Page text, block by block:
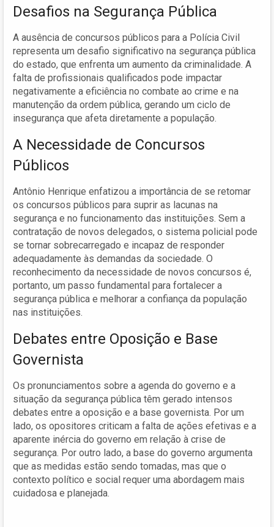
Desafios na Segurança Pública
A ausência de concursos públicos para a Polícia Civil
representa um desafio significativo na segurança pública
do estado, que enfrenta um aumento da criminalidade. A
falta de profissionais qualificados pode impactar
negativamente a eficiência no combate ao crime e na
manutenção da ordem pública, gerando um ciclo de
insegurança que afeta diretamente a população.
A Necessidade de Concursos
Públicos
Antônio Henrique enfatizou a importância de se retomar
os concursos públicos para suprir as lacunas na
segurança e no funcionamento das instituições. Sem a
contratação de novos delegados, o sistema policial pode
se tornar sobrecarregado e incapaz de responder
adequadamente às demandas da sociedade. O
reconhecimento da necessidade de novos concursos é,
portanto, um passo fundamental para fortalecer a
segurança pública e melhorar a confiança da população
nas instituições.
Debates entre Oposição e Base
Governista
Os pronunciamentos sobre a agenda do governo e a
situação da segurança pública têm gerado intensos
debates entre a oposição e a base governista. Por um
lado, os opositores criticam a falta de ações efetivas e a
aparente inércia do governo em relação à crise de
segurança. Por outro lado, a base do governo argumenta
que as medidas estão sendo tomadas, mas que o
contexto político e social requer uma abordagem mais
cuidadosa e planejada.